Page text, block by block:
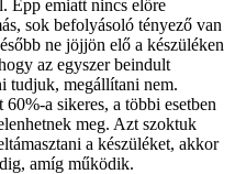
Épp emiatt nincs előre
sok befolyásoló tényező van
ne jöjjön elő a készüléken
az egyszer beindult
tudjuk, megállítani nem.
a sikeres, a többi esetben
meg. Azt szoktuk
a készüléket, akkor
amíg működik.